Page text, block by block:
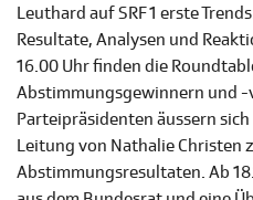
Leuthard auf SRF 1 erste
Resultate, Analysen und
16.00 Uhr finden die
Abstimmungsgewinnern und
Parteipräsidenten äussern
Leitung von Nathalie Christen
Abstimmungsresultaten. Ab